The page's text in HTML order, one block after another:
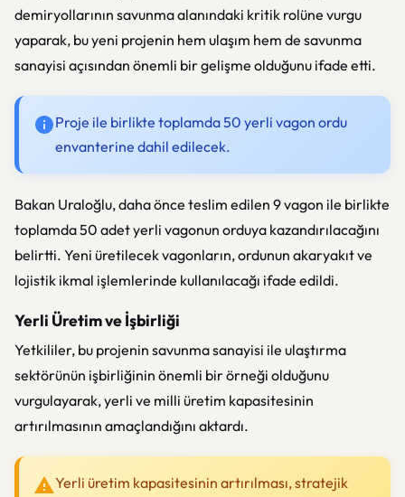
demiryollarının savunma alanındaki kritik rolüne vurgu
yaparak, bu yeni projenin hem ulaşım hem de savunma
sanayisi açısından önemli bir gelişme olduğunu ifade etti.
Proje ile birlikte toplamda 50 yerli vagon ordu
envanterine dahil edilecek.
Bakan Uraloğlu, daha önce teslim edilen 9 vagon ile birlikte
toplamda 50 adet yerli vagonun orduya kazandırılacağını
belirtti. Yeni üretilecek vagonların, ordunun akaryakıt ve
lojistik ikmal işlemlerinde kullanılacağı ifade edildi.
Yerli Üretim ve İşbirliği
Yetkililer, bu projenin savunma sanayisi ile ulaştırma
sektörünün işbirliğinin önemli bir örneği olduğunu
vurgulayarak, yerli ve milli üretim kapasitesinin
artırılmasının amaçlandığını aktardı.
Yerli üretim kapasitesinin artırılması, stratejik